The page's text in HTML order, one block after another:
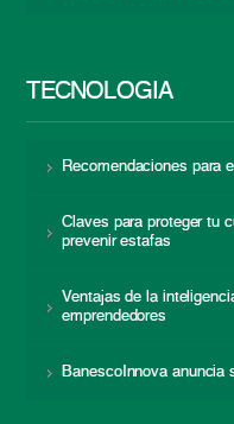
TECNOLOGÍA
Recomendaciones para
Claves para proteger tu
prevenir estafas
Ventajas de la
emprendedores
BanescoInnova anuncia